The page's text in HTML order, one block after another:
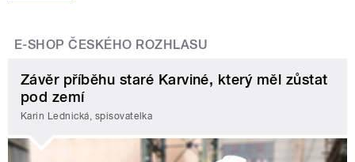
E-SHOP ČESKÉHO ROZHLASU
Závěr příběhu staré Karviné, který měl zůstat
pod zemí
Karin Lednická, spisovatelka